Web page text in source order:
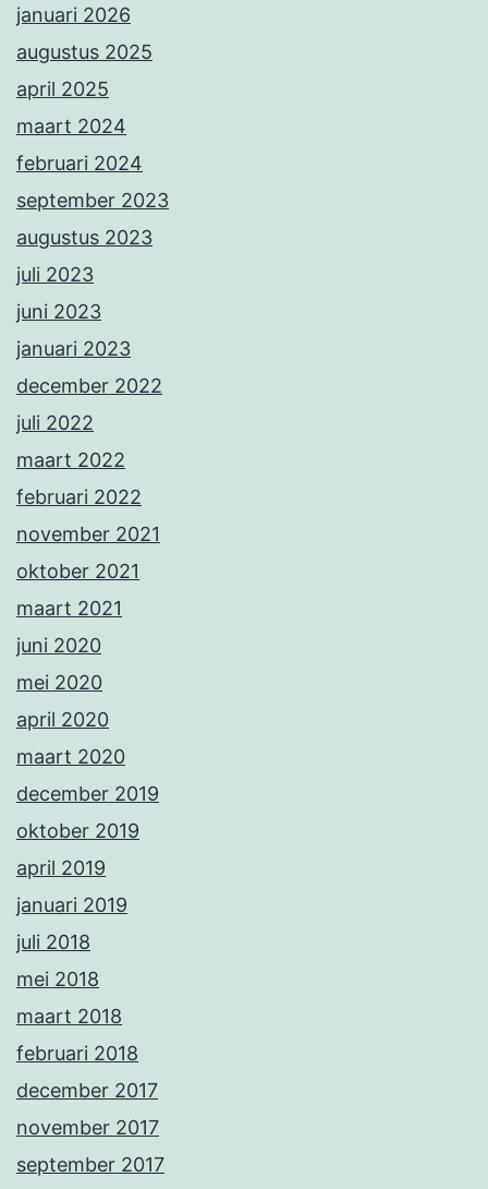
januari 2026
augustus 2025
april 2025
maart 2024
februari 2024
september 2023
augustus 2023
juli 2023
juni 2023
januari 2023
december 2022
juli 2022
maart 2022
februari 2022
november 2021
oktober 2021
maart 2021
juni 2020
mei 2020
april 2020
maart 2020
december 2019
oktober 2019
april 2019
januari 2019
juli 2018
mei 2018
maart 2018
februari 2018
december 2017
november 2017
september 2017